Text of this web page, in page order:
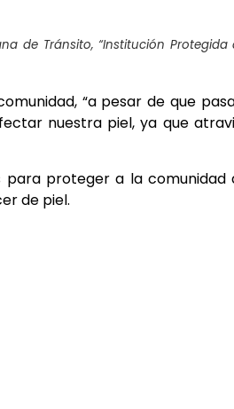
de Tránsito, “Institución Protegida
“a pesar de que
nuestra piel, ya que
para proteger a la
de piel.